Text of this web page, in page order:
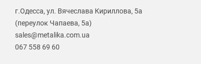
г.Одесса, ул. Вячеслава Кириллова, 5а
(переулок Чапаева, 5а)
sales@metalika.com.ua
067 558 69 60